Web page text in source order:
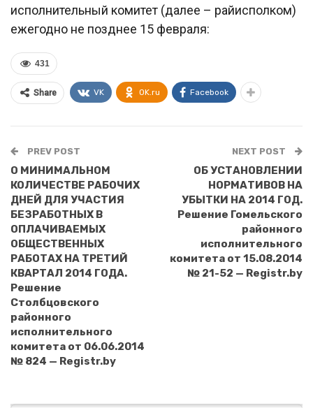
исполнительный комитет (далее – райисполком)
ежегодно не позднее 15 февраля:
431
Share VK OK.ru Facebook
PREV POST
О МИНИМАЛЬНОМ
КОЛИЧЕСТВЕ РАБОЧИХ
ДНЕЙ ДЛЯ УЧАСТИЯ
БЕЗРАБОТНЫХ В
ОПЛАЧИВАЕМЫХ
ОБЩЕСТВЕННЫХ
РАБОТАХ НА ТРЕТИЙ
КВАРТАЛ 2014 ГОДА.
Решение
Столбцовского
районного
исполнительного
комитета от 06.06.2014
№ 824 — Registr.by
NEXT POST
ОБ УСТАНОВЛЕНИИ
НОРМАТИВОВ НА
УБЫТКИ НА 2014 ГОД.
Решение Гомельского
районного
исполнительного
комитета от 15.08.2014
№ 21-52 — Registr.by